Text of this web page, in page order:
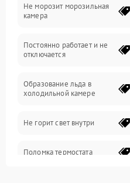
Дренаж
Не морозит морозильная
камера
Постоянно работает и не
отключается
Образование льда в
холодильной камере
Не горит свет внутри
Поломка термостата